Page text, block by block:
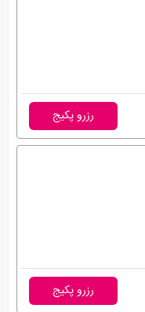
رزرو پکیج
رزرو پکیج